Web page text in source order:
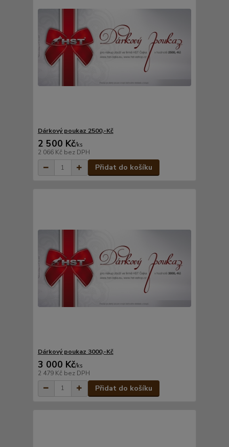
Dárkový poukaz 2500,-Kč
2 500 Kč/ks
2 066 Kč bez DPH
Přidat do košíku
Dárkový poukaz 3000,-Kč
3 000 Kč/ks
2 479 Kč bez DPH
Přidat do košíku